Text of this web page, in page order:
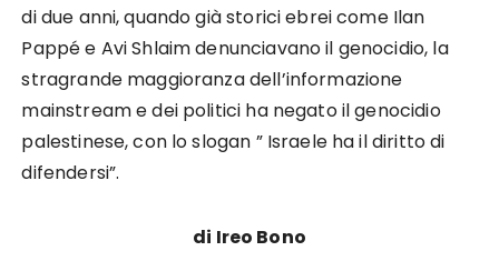
di due anni, quando già storici ebrei come Ilan
Pappé e Avi Shlaim denunciavano il genocidio, la
stragrande maggioranza dell’informazione
mainstream e dei politici ha negato il genocidio
palestinese, con lo slogan ” Israele ha il diritto di
difendersi”.
di Ireo Bono